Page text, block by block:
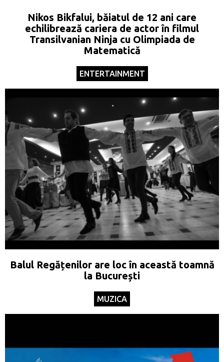
Nikos Bikfalui, băiatul de 12 ani care
echilibrează cariera de actor în filmul
Transilvanian Ninja cu Olimpiada de
Matematică
ENTERTAINMENT
Balul Regățenilor are loc în această toamnă
la București
MUZICA